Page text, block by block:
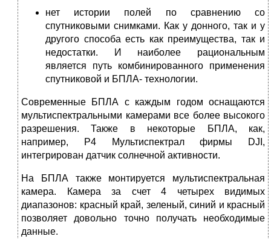
нет истории полей по сравнению со
спутниковыми снимками. Как у донного, так и у
другого способа есть как преимущества, так и
недостатки. И наиболее рациональным
является путь комбинированного применения
спутниковой и БПЛА- технологии.
Современные БПЛА с каждым годом оснащаются
мультиспектральными камерами все более высокого
разрешения. Также в некоторые БПЛА, как,
например, P4 Мультиспектрал фирмы DJI,
интегрирован датчик солнечной активности.
На БПЛА также монтируется мультиспектральная
камера. Камера за счет 4 четырех видимых
диапазонов: красный край, зеленый, синий и красный
позволяет довольно точно получать необходимые
данные.